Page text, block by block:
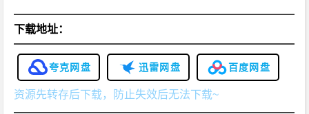
下载地址：
夸克网盘 迅雷网盘 百度网盘
资源先转存后下载，防止失效后无法下载~